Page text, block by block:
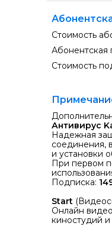
Стоимость
Абонентская
Стоимость
Антивирус
Надежная
соединения,
и установки
При первом
Подписка:
Start
Онлайн
киностудий